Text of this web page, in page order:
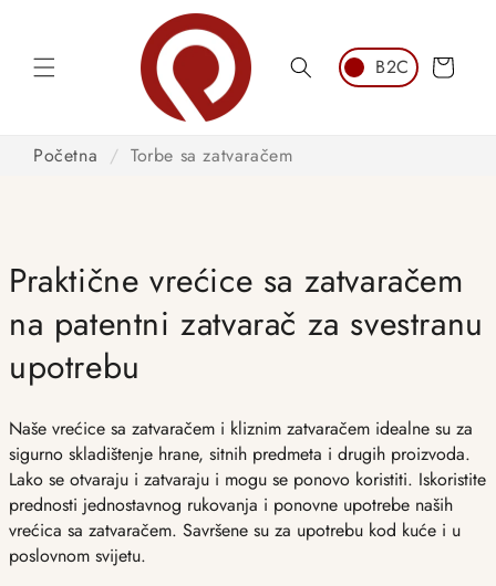
Košarica
Početna / Torbe sa zatvaračem
Praktične vrećice sa zatvaračem
na patentni zatvarač za svestranu
upotrebu
Naše vrećice sa zatvaračem i kliznim zatvaračem idealne su za
sigurno skladištenje hrane, sitnih predmeta i drugih proizvoda.
Lako se otvaraju i zatvaraju i mogu se ponovo koristiti. Iskoristite
prednosti jednostavnog rukovanja i ponovne upotrebe naših
vrećica sa zatvaračem. Savršene su za upotrebu kod kuće i u
poslovnom svijetu.